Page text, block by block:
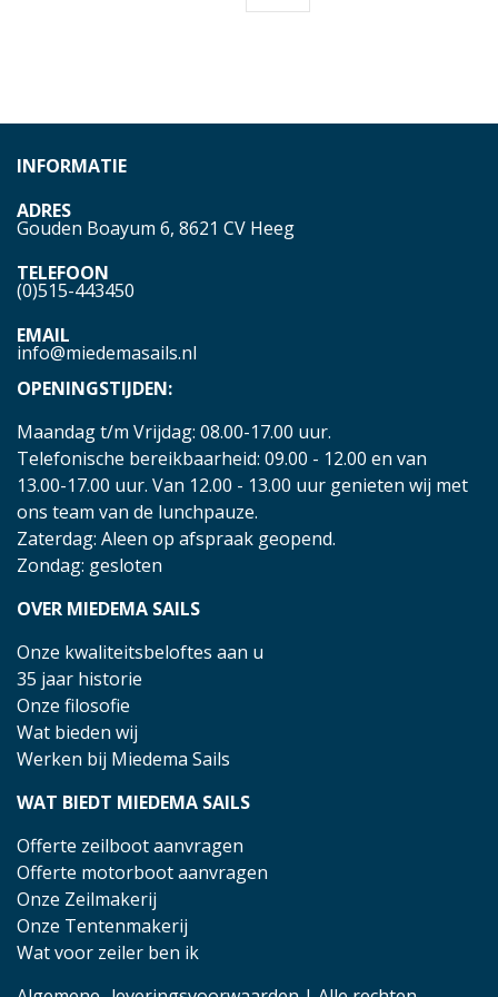
INFORMATIE
ADRES
Gouden Boayum 6, 8621 CV Heeg
TELEFOON
(0)515-443450
EMAIL
info@miedemasails.nl
OPENINGSTIJDEN:
Maandag t/m Vrijdag: 08.00-17.00 uur.
Telefonische bereikbaarheid: 09.00 - 12.00 en van
13.00-17.00 uur. Van 12.00 - 13.00 uur genieten wij met
ons team van de lunchpauze.
Zaterdag: Aleen op afspraak geopend.
Zondag: gesloten
OVER MIEDEMA SAILS
Onze kwaliteitsbeloftes aan u
35 jaar historie
Onze filosofie
Wat bieden wij
Werken bij Miedema Sails
WAT BIEDT MIEDEMA SAILS
Offerte zeilboot aanvragen
Offerte motorboot aanvragen
Onze Zeilmakerij
Onze Tentenmakerij
Wat voor zeiler ben ik